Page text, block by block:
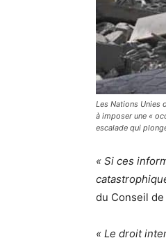
Les Nations Unies
à imposer une «
escalade qui
« Si ces
du Conseil de
« Le droit